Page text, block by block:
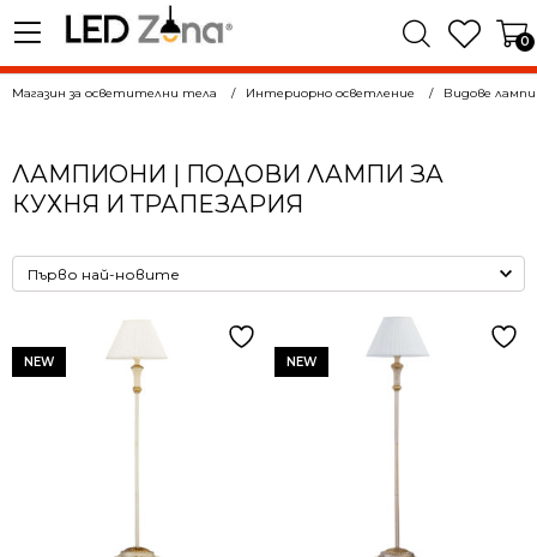
0
Магазин за осветителни тела Интериорно осветление Видове
ЛАМПИОНИ | ПОДОВИ ЛАМПИ ЗА
КУХНЯ И ТРАПЕЗАРИЯ
NEW NEW